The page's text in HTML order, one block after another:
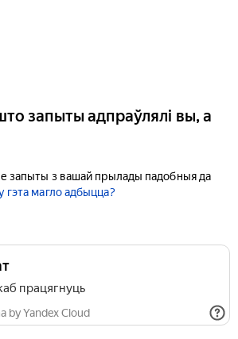
запыты адпраўлялі вы, а
запыты з вашай прылады падобныя да
гэта магло адбыцца?
працягнуць
by Yandex Cloud